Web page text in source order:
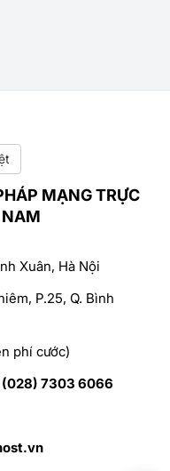
MẠNG TRỰC
Xuân, Hà Nội
P.25, Q. Bình
phí cước)
7303 6066